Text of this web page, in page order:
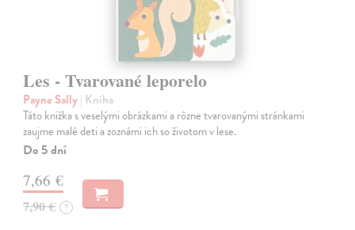
Les - Tvarované leporelo
Payne Sally| Kniha
Táto knižka s veselými obrázkami a rôzne tvarovanými stránkami
zaujme malé deti a zoznámi ich so životom v lese.
Do 5 dní
7,66 €
7,90 € ?